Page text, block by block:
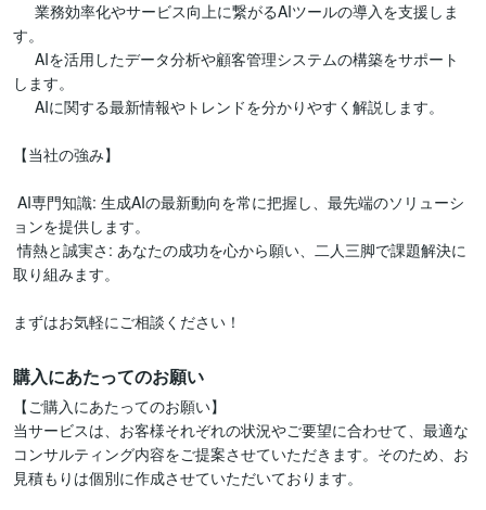
す。
します。
【当社の強み】
ョンを提供します。
情熱と誠実さ: あなたの成功を心から願い、二人三脚で課題解決に
取り組みます。
まずはお気軽にご相談ください！
購入にあたってのお願い
【ご購入にあたってのお願い】
当サービスは、お客様それぞれの状況やご要望に合わせて、最適な
コンサルティング内容をご提案させていただきます。そのため、お
見積もりは個別に作成させていただいております。